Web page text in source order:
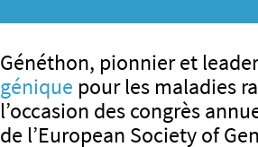
Généthon, pionnier et
génique pour les maladies
l’occasion des congrès
de l’European Society of